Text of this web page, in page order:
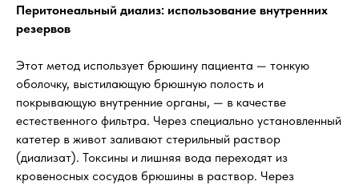
Перитонеальный диализ: использование внутренних
резервов
Этот метод использует брюшину пациента — тонкую
оболочку, выстилающую брюшную полость и
покрывающую внутренние органы, — в качестве
естественного фильтра. Через специально установленный
катетер в живот заливают стерильный раствор
(диализат). Токсины и лишняя вода переходят из
кровеносных сосудов брюшины в раствор. Через